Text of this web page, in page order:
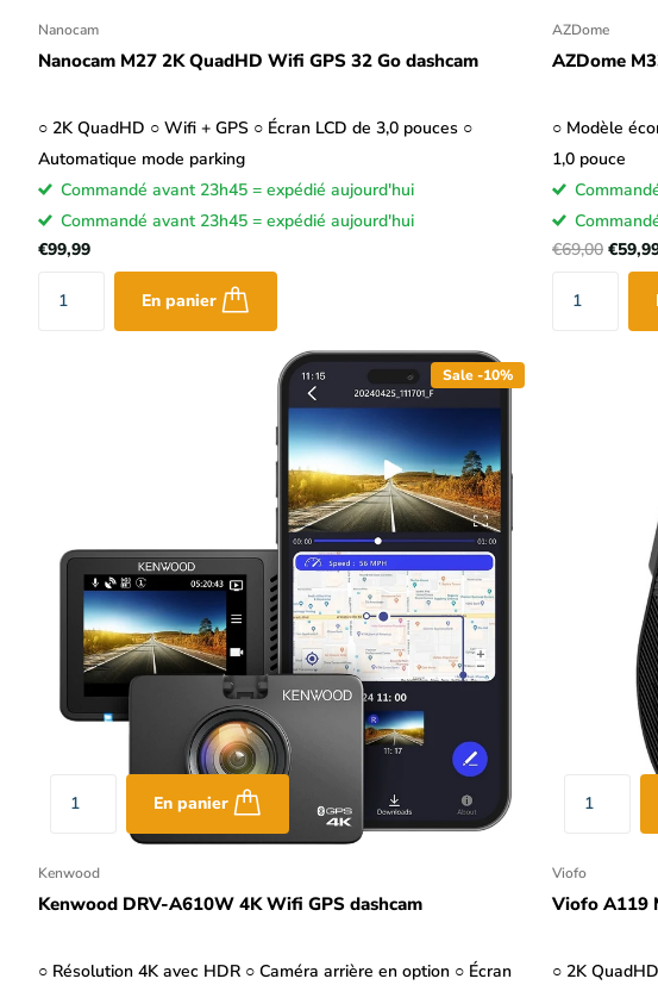
Nanocam
Nanocam M27 2K QuadHD Wifi GPS 32 Go dashcam
○ 2K QuadHD ○ Wifi + GPS ○ Écran LCD de 3,0 pouces ○
Automatique mode parking
Commandé avant 23h45 = expédié aujourd'hui
Commandé avant 23h45 = expédié aujourd'hui
€99,99
En panier
AZDome
AZDome
○ Modèle
1,0 pouce
€69,00
Sale -10%
En panier
Kenwood
Kenwood DRV-A610W 4K Wifi GPS dashcam
○ Résolution 4K avec HDR ○ Caméra arrière en option ○ Écran
Viofo
Viofo A119
○ 2K